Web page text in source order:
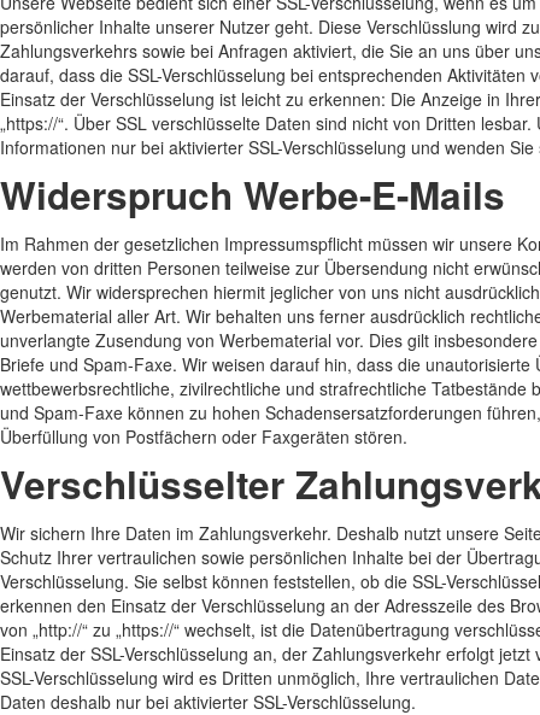
persönlicher Inhalte unserer Nutzer geht. Diese Verschlüsslung wird
Zahlungsverkehrs sowie bei Anfragen aktiviert, die Sie an uns über
darauf, dass die SSL-Verschlüsselung bei entsprechenden Aktivitäten
Einsatz der Verschlüsselung ist leicht zu erkennen: Die Anzeige in
„https://“. Über SSL verschlüsselte Daten sind nicht von Dritten
Informationen nur bei aktivierter SSL-Verschlüsselung und wenden
Widerspruch Werbe-E-Mails
Im Rahmen der gesetzlichen Impressumspflicht müssen wir unsere
werden von dritten Personen teilweise zur Übersendung nicht
genutzt. Wir widersprechen hiermit jeglicher von uns nicht
Werbematerial aller Art. Wir behalten uns ferner ausdrücklich
unverlangte Zusendung von Werbematerial vor. Dies gilt
Briefe und Spam-Faxe. Wir weisen darauf hin, dass die
wettbewerbsrechtliche, zivilrechtliche und strafrechtliche Tatbestände
und Spam-Faxe können zu hohen Schadensersatzforderungen
Überfüllung von Postfächern oder Faxgeräten stören.
Verschlüsselter
Wir sichern Ihre Daten im Zahlungsverkehr. Deshalb nutzt unsere
Schutz Ihrer vertraulichen sowie persönlichen Inhalte bei der
Verschlüsselung. Sie selbst können feststellen, ob die SSL-
erkennen den Einsatz der Verschlüsselung an der Adresszeile des
von „http://“ zu „https://“ wechselt, ist die Datenübertragung
Einsatz der SSL-Verschlüsselung an, der Zahlungsverkehr erfolgt
SSL-Verschlüsselung wird es Dritten unmöglich, Ihre vertraulichen
Daten deshalb nur bei aktivierter SSL-Verschlüsselung.